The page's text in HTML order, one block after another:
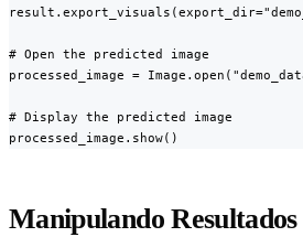
# Open the predicted image
processed_image =
# Display the predicted image
processed_image.show()
Manipulando